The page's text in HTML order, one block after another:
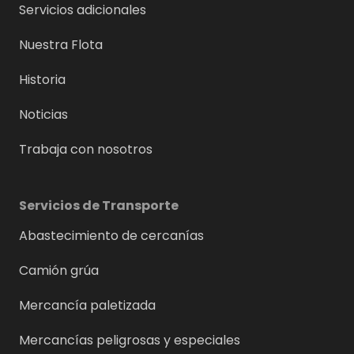
Servicios adicionales
Nuestra Flota
Historia
Noticias
Trabaja con nosotros
Servicios de Transporte
Abastecimiento de cercanías
Camión grúa
Mercancía paletizada
Mercancías peligrosas y especiales